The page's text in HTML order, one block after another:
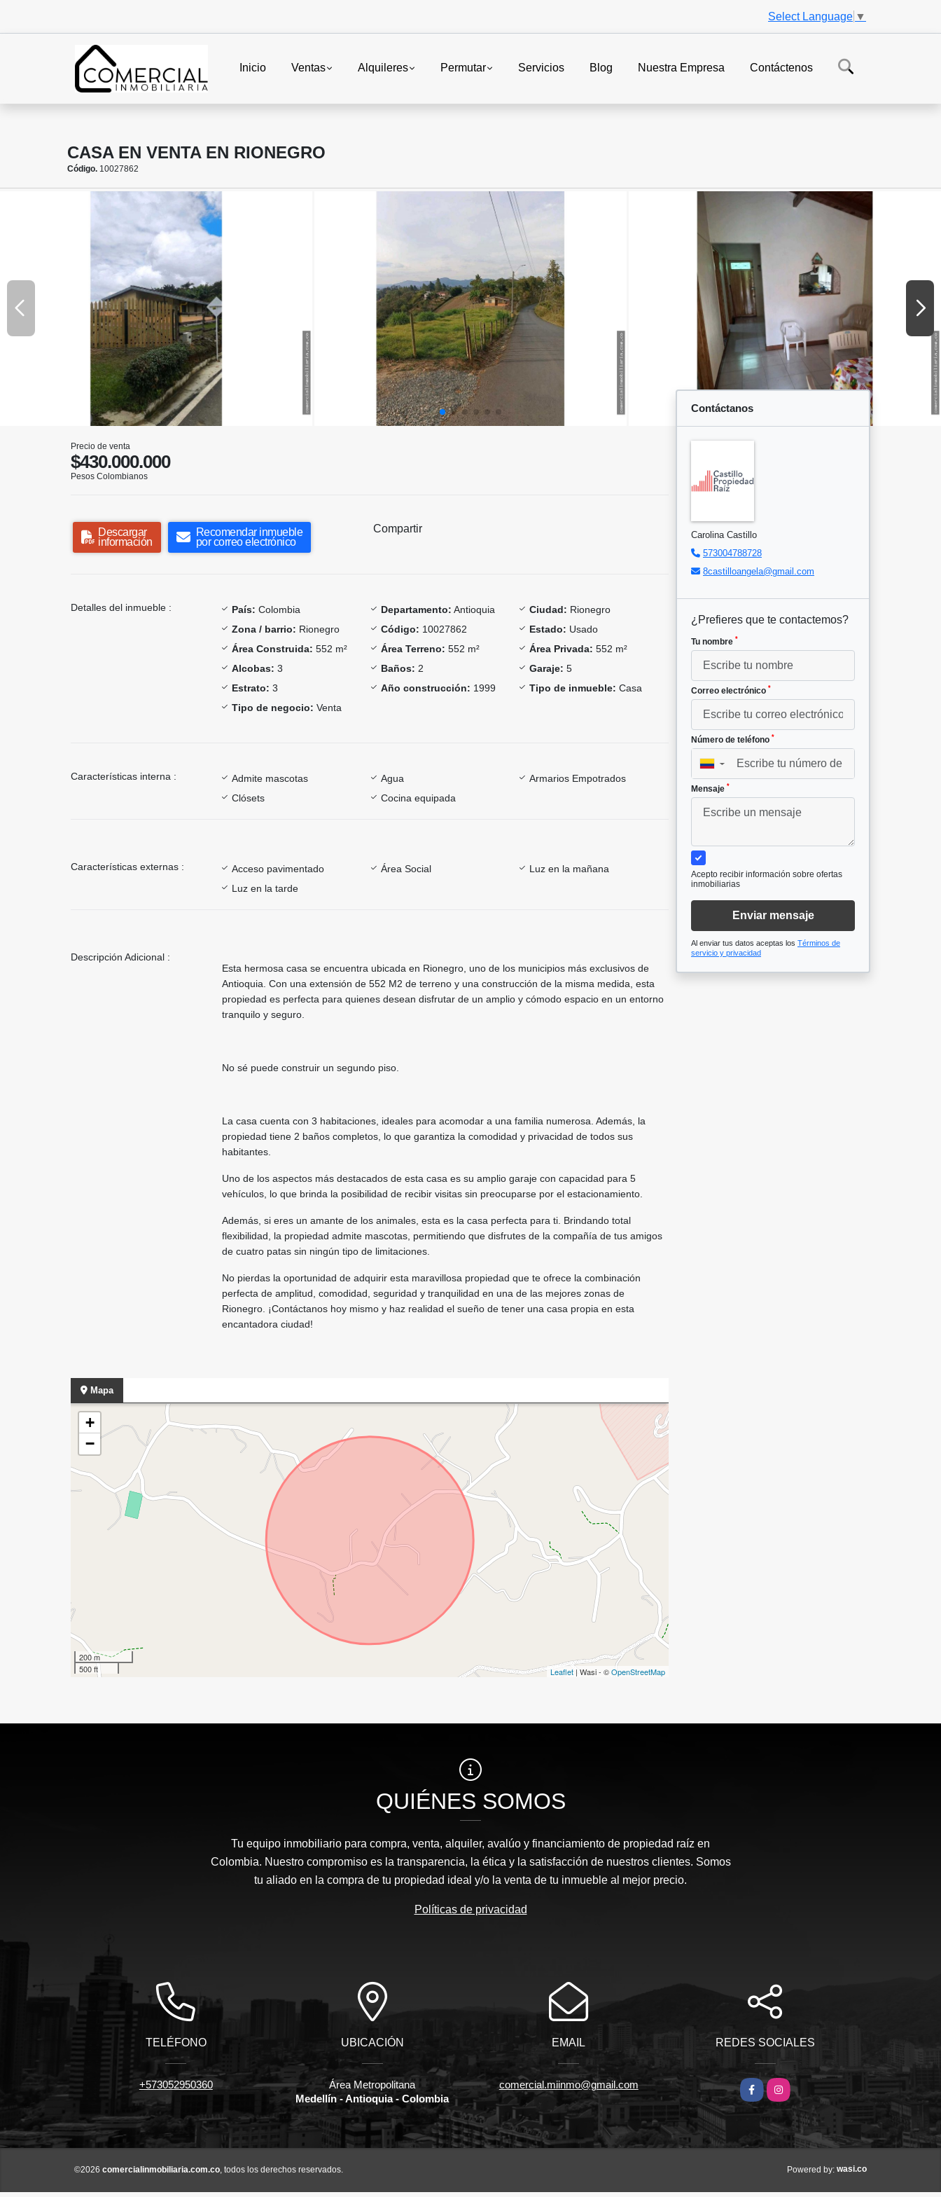
Select Language ▼
Inicio Ventas Alquileres Permutar Servicios Blog Nuestra Empresa Contáctenos
CASA EN VENTA EN RIONEGRO
Código. 10027862
Precio de venta
$430.000.000
Pesos Colombianos
Descargar
información
Recomendar inmueble
por correo electrónico
Compartir
Detalles del inmueble : País: Colombia Departamento: Antioquia Ciudad: Rionegro
Zona / barrio: Rionegro Código: 10027862 Estado: Usado
Área Construida: 552 m² Área Terreno: 552 m² Área Privada: 552 m²
Alcobas: 3 Baños: 2 Garaje: 5
Estrato: 3 Año construcción: 1999 Tipo de inmueble: Casa
Tipo de negocio: Venta
Características interna : Admite mascotas Agua
Armarios Empotrados
Clósets
Cocina equipada
Características externas : Acceso pavimentado Área Social
Luz en la mañana
Luz en la tarde
Descripción Adicional :
Esta hermosa casa se encuentra ubicada en Rionegro, uno de los municipios más exclusivos de
Antioquia. Con una extensión de 552 M2 de terreno y una construcción de la misma medida, esta
propiedad es perfecta para quienes desean disfrutar de un amplio y cómodo espacio en un entorno
tranquilo y seguro.
No sé puede construir un segundo piso.
La casa cuenta con 3 habitaciones, ideales para acomodar a una familia numerosa. Además, la
propiedad tiene 2 baños completos, lo que garantiza la comodidad y privacidad de todos sus
habitantes.
Uno de los aspectos más destacados de esta casa es su amplio garaje con capacidad para 5
vehículos, lo que brinda la posibilidad de recibir visitas sin preocuparse por el estacionamiento.
Además, si eres un amante de los animales, esta es la casa perfecta para ti. Brindando total
flexibilidad, la propiedad admite mascotas, permitiendo que disfrutes de la compañía de tus amigos
de cuatro patas sin ningún tipo de limitaciones.
No pierdas la oportunidad de adquirir esta maravillosa propiedad que te ofrece la combinación
perfecta de amplitud, comodidad, seguridad y tranquilidad en una de las mejores zonas de
Rionegro. ¡Contáctanos hoy mismo y haz realidad el sueño de tener una casa propia en esta
encantadora ciudad!
Mapa
+
−
200 m
500 ft
Leaflet | Wasi - ©OpenStreetMap
Contáctanos
Carolina Castillo
573004788728
8castilloangela@gmail.com
¿Prefieres que te contactemos?
Tu nombre *
Correo electrónico *
Número de teléfono *
▼
Mensaje *
Acepto recibir información sobre ofertas
inmobiliarias
Enviar mensaje
Al enviar tus datos aceptas los Términos de
servicio y privacidad
QUIÉNES SOMOS
Tu equipo inmobiliario para compra, venta, alquiler, avalúo y financiamiento de propiedad raíz en
Colombia. Nuestro compromiso es la transparencia, la ética y la satisfacción de nuestros clientes. Somos
tu aliado en la compra de tu propiedad ideal y/o la venta de tu inmueble al mejor precio.
Políticas de privacidad
TELÉFONO
+573052950360
UBICACIÓN
Área Metropolitana
Medellín - Antioquia - Colombia
EMAIL
comercial.miinmo@gmail.com
REDES SOCIALES
Facebook
Instagram
©2026 comercialinmobiliaria.com.co , todos los derechos reservados. Powered by: wasi.co